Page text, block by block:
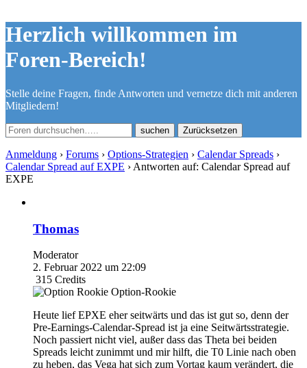
Herzlich willkommen im
Foren-Bereich!
Stelle deine Fragen, finde Antworten und vernetze dich mit anderen
Mitgliedern!
Zurücksetzen
Anmeldung › Forums › Options-Strategien › Calendar Spreads ›
Calendar Spread auf EXPE › Antworten auf: Calendar Spread auf
EXPE
Thomas
Moderator
2. Februar 2022 um 22:09
315 Credits
Option-Rookie
Heute lief EPXE eher seitwärts und das ist gut so, denn der
Pre-Earnings-Calendar-Spread ist ja eine Seitwärtsstrategie.
Noch passiert nicht viel, außer dass das Theta bei beiden
Spreads leicht zunimmt und mir hilft, die T0 Linie nach oben
zu heben, das Vega hat sich zum Vortag kaum verändert, die